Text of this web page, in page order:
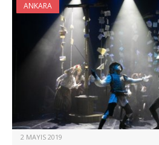
ANKARA
2 MAYIS 2019